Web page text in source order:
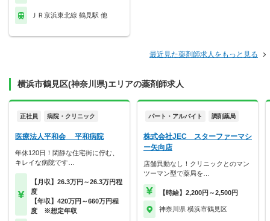
ＪＲ京浜東北線 鶴見駅 他
最近見た薬剤師求人をもっと見る
横浜市鶴見区(神奈川県)エリアの薬剤師求人
正社員 病院・クリニック
医療法人平和会 平和病院
年休120日！閑静な住宅街に佇む、
キレイな病院です…
【月収】26.3万円～26.3万円程
度
【年収】420万円～660万円程
度 ※想定年収
パート・アルバイト 調剤薬局
株式会社JEC スターファーマシ
ー矢向店
店舗異動なし！クリニックとのマン
ツーマン型で薬局を…
【時給】2,200円～2,500円
神奈川県 横浜市鶴見区